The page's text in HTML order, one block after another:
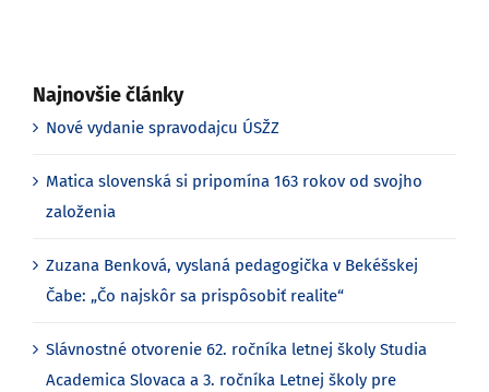
Najnovšie články
Nové vydanie spravodajcu ÚSŽZ
Matica slovenská si pripomína 163 rokov od svojho
založenia
Zuzana Benková, vyslaná pedagogička v Bekéšskej
Čabe: „Čo najskôr sa prispôsobiť realite“
Slávnostné otvorenie 62. ročníka letnej školy Studia
Academica Slovaca a 3. ročníka Letnej školy pre